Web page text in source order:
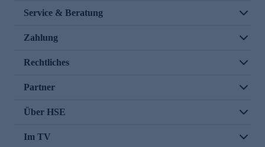
Service & Beratung
Zahlung
Rechtliches
Partner
Über HSE
Im TV